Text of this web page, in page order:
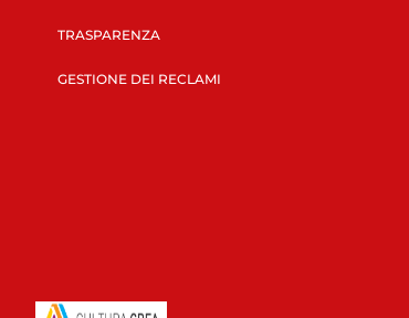
TRASPARENZA
GESTIONE DEI RECLAMI